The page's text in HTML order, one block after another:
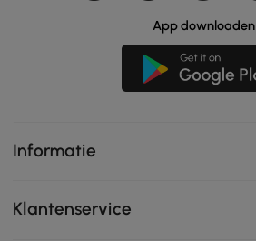
App downloaden
Informatie
Klantenservice